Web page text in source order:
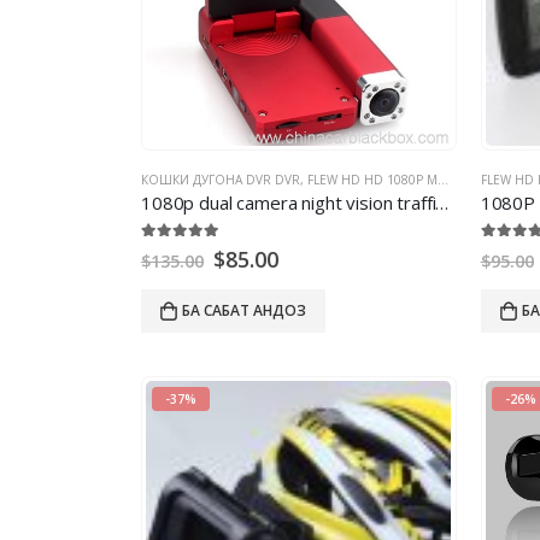
КОШКИ ДУГОНА DVR DVR, FLEW HD HD 1080P МОШИН DVR ,
1080p dual camera night vision traffic recorder
берун аз 5
$135.00 $85.00
БА САБАТ АНДОЗ
FLEW
1080
$95.00
-37% -26%